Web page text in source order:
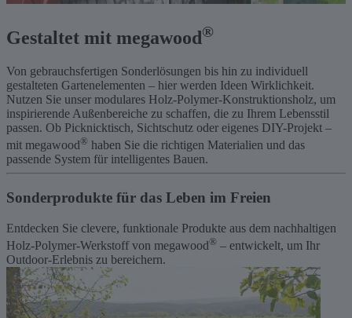
Gestaltet mit megawood®
Von gebrauchsfertigen Sonderlösungen bis hin zu individuell
gestalteten Gartenelementen – hier werden Ideen Wirklichkeit.
Nutzen Sie unser modulares Holz-Polymer-Konstruktionsholz, um
inspirierende Außenbereiche zu schaffen, die zu Ihrem Lebensstil
passen. Ob Picknicktisch, Sichtschutz oder eigenes DIY-Projekt –
mit megawood® haben Sie die richtigen Materialien und das
passende System für intelligentes Bauen.
Sonderprodukte für das Leben im Freien
Entdecken Sie clevere, funktionale Produkte aus dem nachhaltigen
Holz-Polymer-Werkstoff von megawood® – entwickelt, um Ihr
Outdoor-Erlebnis zu bereichern.